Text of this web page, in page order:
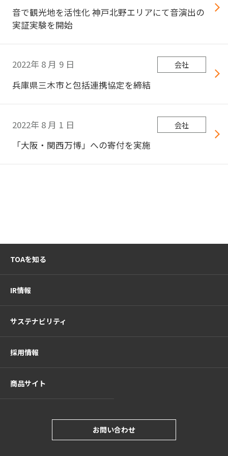
音で観光地を活性化 神戸北野エリアにて音演出の
実証実験を開始
2022年 8 月 9 日 会社
兵庫県三木市と包括連携協定を締結
2022年 8 月 1 日 会社
「大阪・関西万博」への寄付を実施
TOAを知る
IR情報
サステナビリティ
採用情報
商品サイト
お問い合わせ